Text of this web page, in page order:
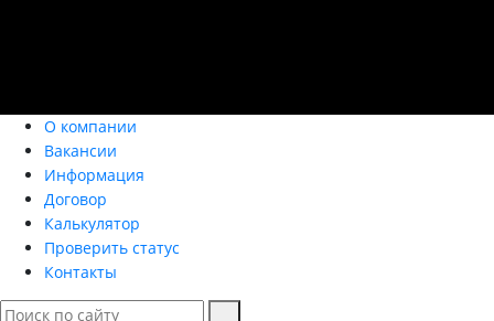
О компании
Вакансии
Информация
Договор
Калькулятор
Проверить статус
Контакты